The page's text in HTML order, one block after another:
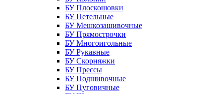
БУ Плоскошовки
БУ Петельные
БУ Мешкозашивочные
БУ Прямострочки
БУ Многоигольные
БУ Рукавные
БУ Скорняжки
БУ Прессы
БУ Подшивочные
БУ Пуговичные